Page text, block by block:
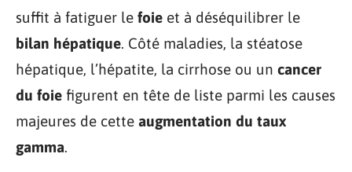
suffit à fatiguer le foie et à déséquilibrer le
bilan hépatique. Côté maladies, la stéatose
hépatique, l’hépatite, la cirrhose ou un cancer
du foie figurent en tête de liste parmi les causes
majeures de cette augmentation du taux
gamma.